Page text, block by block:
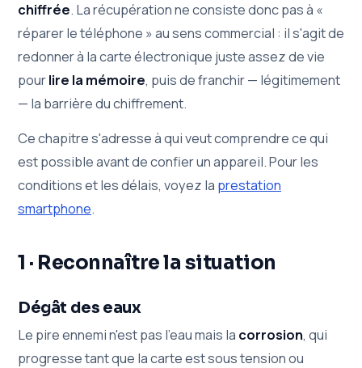
chiffrée. La récupération ne consiste donc pas à «
réparer le téléphone » au sens commercial : il s'agit de
redonner à la carte électronique juste assez de vie
pourlire la mémoire, puis de franchir — légitimement
— la barrière du chiffrement.
Ce chapitre s'adresse à qui veut comprendre ce qui
est possible avant de confier un appareil. Pour les
conditions et les délais, voyez la prestation
smartphone.
1 · Reconnaître la situation
Dégât des eaux
Le pire ennemi n'est pas l'eau mais la corrosion, qui
progresse tant que la carte est sous tension ou